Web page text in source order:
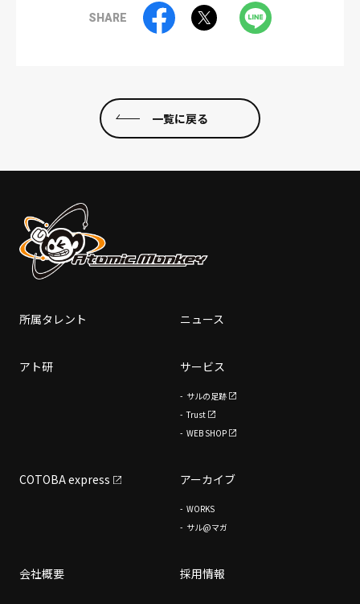
SHARE
一覧に戻る
所属タレント ニュース
アト研 サービス
サルの足跡
Trust
WEB SHOP
COTOBA express アーカイブ
WORKS
サル@マガ
会社概要 採用情報